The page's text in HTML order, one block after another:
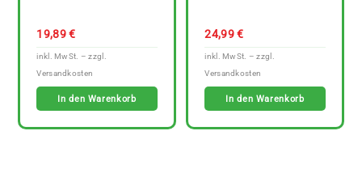
19,89€
In den Warenkorb
24,99€
In den Warenkorb